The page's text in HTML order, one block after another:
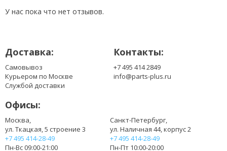
L1215
L1215R
L1220
У нас пока что нет отзывов.
Доставка:
Самовывоз
Курьером по Москве
Службой доставки
Контакты:
+7 495 414 2849
info@parts-plus.ru
Офисы:
Москва,
ул. Ткацкая, 5 строение 3
+7 495 414-28-49
Пн-Вс 09:00-21:00
Санкт-Петербург,
ул. Наличная 44, корпус 2
+7 495 414-28-49
Пн-Пт 10:00-20:00